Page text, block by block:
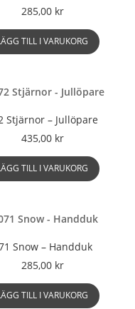
kan
väljas
285,00 kr
TILL I VARUKORG
Stjärnor – Jullöpare
435,00 kr
TILL I VARUKORG
Snow – Handduk
285,00 kr
TILL I VARUKORG